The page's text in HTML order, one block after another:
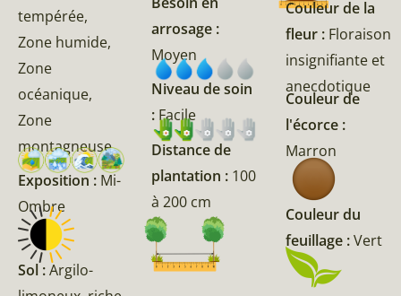
tempérée,
Zone humide,
Zone
océanique,
Zone
montagneuse
Exposition : Mi-
Ombre
Sol :Argilo-
arrosage :
Moyen
Niveau de soin
: Facile
Distance de
plantation : 100
à 200 cm
Couleur de la
fleur : Floraison
insignifiante et
anecdotique
Couleur de
l'écorce :
Marron
Couleur du
feuillage :Vert